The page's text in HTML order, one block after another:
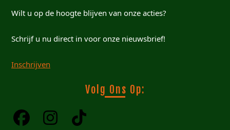
Wilt u op de hoogte blijven van onze acties?
Schrijf u nu direct in voor onze nieuwsbrief!
Inschrijven
Volg Ons Op: